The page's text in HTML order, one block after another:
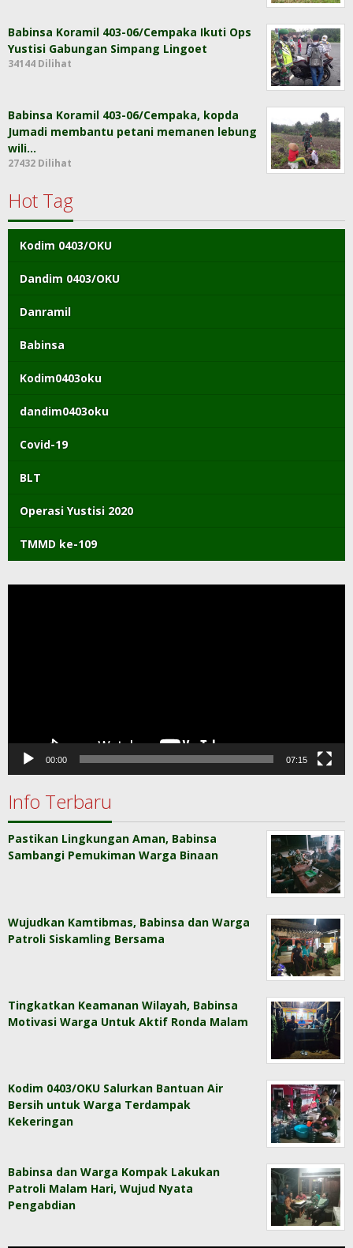
Babinsa Koramil 403-06/Cempaka Ikuti Ops
Yustisi Gabungan Simpang Lingoet
34144 Dilihat
Babinsa Koramil 403-06/Cempaka, kopda
Jumadi membantu petani memanen lebung
wili…
27432 Dilihat
Hot Tag
Kodim 0403/OKU
Dandim 0403/OKU
Danramil
Babinsa
Kodim0403oku
dandim0403oku
Covid-19
BLT
Operasi Yustisi 2020
TMMD ke-109
00:00 07:15
Info Terbaru
Pastikan Lingkungan Aman, Babinsa
Sambangi Pemukiman Warga Binaan
Wujudkan Kamtibmas, Babinsa dan Warga
Patroli Siskamling Bersama
Tingkatkan Keamanan Wilayah, Babinsa
Motivasi Warga Untuk Aktif Ronda Malam
Kodim 0403/OKU Salurkan Bantuan Air
Bersih untuk Warga Terdampak
Kekeringan
Babinsa dan Warga Kompak Lakukan
Patroli Malam Hari, Wujud Nyata
Pengabdian